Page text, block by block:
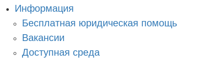
Информация
Бесплатная юридическая помощь
Вакансии
Доступная среда